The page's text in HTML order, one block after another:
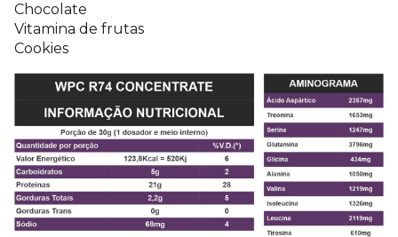
Chocolate
Vitamina de frutas
Cookies